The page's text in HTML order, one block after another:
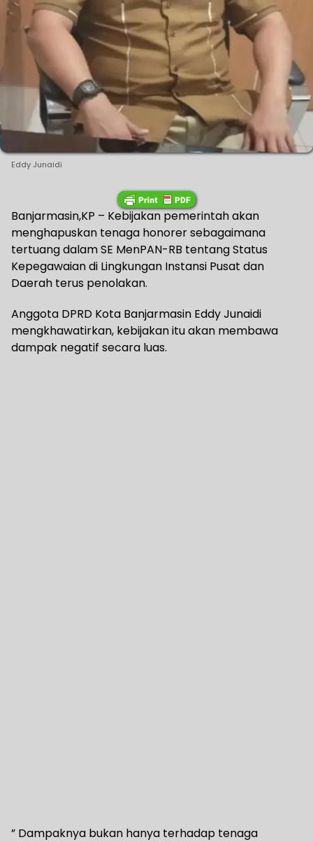
Eddy Junaidi
Banjarmasin,KP – Kebijakan pemerintah akan
menghapuskan tenaga honorer sebagaimana
tertuang dalam SE MenPAN-RB tentang Status
Kepegawaian di Lingkungan Instansi Pusat dan
Daerah terus penolakan.
Anggota DPRD Kota Banjarmasin Eddy Junaidi
mengkhawatirkan, kebijakan itu akan membawa
dampak negatif secara luas.
” Dampaknya bukan hanya terhadap tenaga